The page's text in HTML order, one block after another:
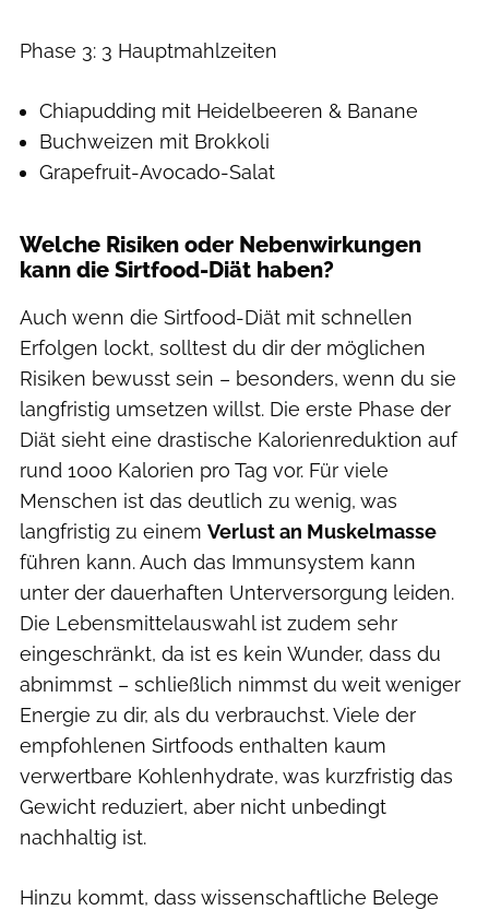
Phase 3: 3 Hauptmahlzeiten
Chiapudding mit Heidelbeeren & Banane
Buchweizen mit Brokkoli
Grapefruit-Avocado-Salat
Welche Risiken oder Nebenwirkungen
kann die Sirtfood-Diät haben?
Auch wenn die Sirtfood-Diät mit schnellen
Erfolgen lockt, solltest du dir der möglichen
Risiken bewusst sein – besonders, wenn du sie
langfristig umsetzen willst. Die erste Phase der
Diät sieht eine drastische Kalorienreduktion auf
rund 1000 Kalorien pro Tag vor. Für viele
Menschen ist das deutlich zu wenig, was
langfristig zu einem Verlust an Muskelmasse
führen kann. Auch das Immunsystem kann
unter der dauerhaften Unterversorgung leiden.
Die Lebensmittelauswahl ist zudem sehr
eingeschränkt, da ist es kein Wunder, dass du
abnimmst – schließlich nimmst du weit weniger
Energie zu dir, als du verbrauchst. Viele der
empfohlenen Sirtfoods enthalten kaum
verwertbare Kohlenhydrate, was kurzfristig das
Gewicht reduziert, aber nicht unbedingt
nachhaltig ist.
Hinzu kommt, dass wissenschaftliche Belege